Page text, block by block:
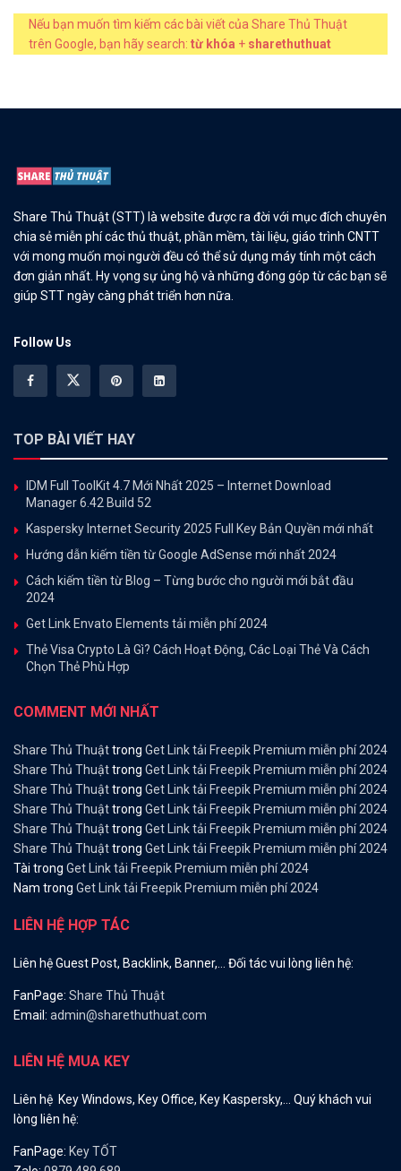
Nếu bạn muốn tìm kiếm các bài viết của Share Thủ Thuật
trên Google, bạn hãy search: từ khóa + sharethuthuat
Share Thủ Thuật (STT) là website được ra đời với mục đích chuyên
chia sẻ miễn phí các thủ thuật, phần mềm, tài liệu, giáo trình CNTT
với mong muốn mọi người đều có thể sử dụng máy tính một cách
đơn giản nhất. Hy vọng sự ủng hộ và những đóng góp từ các bạn sẽ
giúp STT ngày càng phát triển hơn nữa.
Follow Us
TOP BÀI VIẾT HAY
IDM Full ToolKit 4.7 Mới Nhất 2025 – Internet Download
Manager 6.42 Build 52
Kaspersky Internet Security 2025 Full Key Bản Quyền mới nhất
Hướng dẫn kiếm tiền từ Google AdSense mới nhất 2024
Cách kiếm tiền từ Blog – Từng bước cho người mới bắt đầu
2024
Get Link Envato Elements tải miễn phí 2024
Thẻ Visa Crypto Là Gì? Cách Hoạt Động, Các Loại Thẻ Và Cách
Chọn Thẻ Phù Hợp
COMMENT MỚI NHẤT
Share Thủ Thuậttrong Get Link tải Freepik Premium miễn phí 2024
Share Thủ Thuậttrong Get Link tải Freepik Premium miễn phí 2024
Share Thủ Thuậttrong Get Link tải Freepik Premium miễn phí 2024
Share Thủ Thuậttrong Get Link tải Freepik Premium miễn phí 2024
Share Thủ Thuậttrong Get Link tải Freepik Premium miễn phí 2024
Share Thủ Thuậttrong Get Link tải Freepik Premium miễn phí 2024
Tài trong Get Link tải Freepik Premium miễn phí 2024
Nam trong Get Link tải Freepik Premium miễn phí 2024
LIÊN HỆ HỢP TÁC
Liên hệ Guest Post, Backlink, Banner,… Đối tác vui lòng liên hệ:
FanPage: Share Thủ Thuật
Email: admin@sharethuthuat.com
LIÊN HỆ MUA KEY
Liên hệ Key Windows, Key Office, Key Kaspersky,… Quý khách vui
lòng liên hệ:
FanPage: Key TỐT